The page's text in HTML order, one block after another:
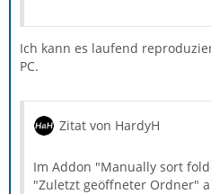
Ich kann es laufend
PC.
Zitat von HardyH
Im Addon "Manually sort
"Zuletzt geöffneter Ordner"